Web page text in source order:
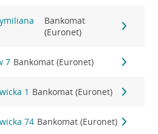
Bankomat
(Euronet)
7 Bankomat (Euronet)
1 Bankomat (Euronet)
74 Bankomat (Euronet)